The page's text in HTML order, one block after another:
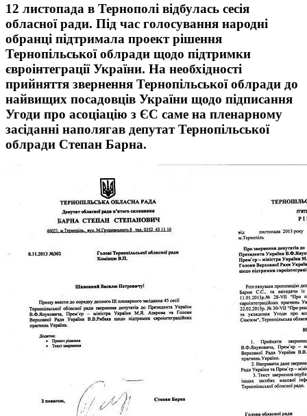
12 листопада в Тернополі відбулась сесія
обласної ради. Під час голосування народні
обранці підтримала проект рішення
Тернопільської облради щодо підтримки
євроінтеграції України. На необхідності
прийняття звернення Тернопільської облради до
найвищих посадовців України щодо підписання
Угоди про асоціацію з ЄС саме на пленарному
засіданні наполягав депутат Тернопільської
облради Степан Барна.